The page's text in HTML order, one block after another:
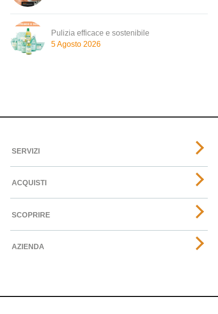
Pulizia efficace e sostenibile
5 Agosto 2026
SERVIZI
ACQUISTI
SCOPRIRE
AZIENDA